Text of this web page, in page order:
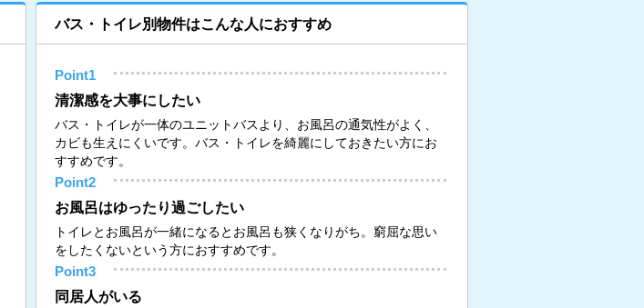
バス・トイレ別物件はこんな人におすすめ
Point1
清潔感を大事にしたい
バス・トイレが一体のユニットバスより、お風呂の通気性がよく、
カビも生えにくいです。バス・トイレを綺麗にしておきたい方にお
すすめです。
Point2
お風呂はゆったり過ごしたい
トイレとお風呂が一緒になるとお風呂も狭くなりがち。窮屈な思い
をしたくないという方におすすめです。
Point3
同居人がいる